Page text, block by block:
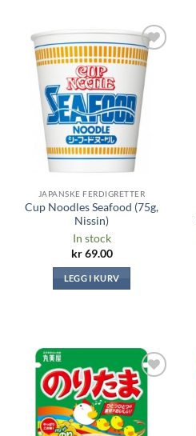
Legg til i
ønskeliste
JAPANSKE FERDIGRETTER
Cup Noodles Seafood (75g,
Nissin)
In stock
kr69.00
LEGG I KURV
Legg til i
ønskeliste